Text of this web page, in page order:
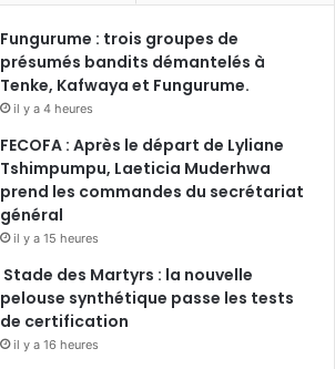
Fungurume : trois groupes de
présumés bandits démantelés à
Tenke, Kafwaya et Fungurume.
il y a 4 heures
FECOFA : Après le départ de Lyliane
Tshimpumpu, Laeticia Muderhwa
prend les commandes du secrétariat
général
il y a 15 heures
Stade des Martyrs : la nouvelle
pelouse synthétique passe les tests
de certification
il y a 16 heures